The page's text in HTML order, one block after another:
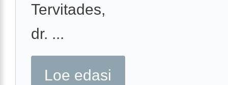
Tervitades,
dr. ...
Loe edasi